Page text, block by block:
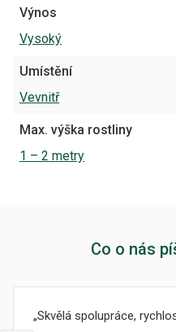
Výnos
Vysoký
Umístění
Vevnitř
Max. výška rostliny
1 – 2 metry
Co o nás
Skvělá spolupráce,